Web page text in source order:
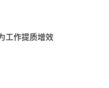
工作提质增效